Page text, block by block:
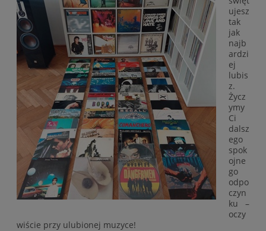
ujesz
tak
jak
najb
ardzi
ej
lubis
z.
Życz
ymy
Ci
dalsz
ego
spok
ojne
go
odpo
czyn
ku –
oczy
wiście przy ulubionej muzyce!